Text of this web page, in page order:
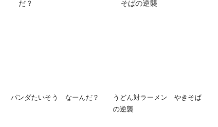
パンダたいそう なーんだ？
うどん対ラーメン やきそば
の逆襲